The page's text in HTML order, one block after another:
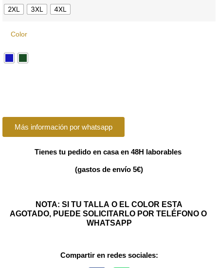
2XL 3XL 4XL
Color
Más información por whatsapp
Tienes tu pedido en casa en 48H laborables
(gastos de envío 5€)
NOTA: SI TU TALLA O EL COLOR ESTA
AGOTADO, PUEDE SOLICITARLO POR TELÉFONO O
WHATSAPP
Compartir en redes sociales: